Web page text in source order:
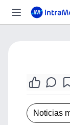
Noticias